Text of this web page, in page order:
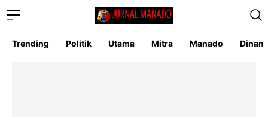
Trending Politik Utama Mitra Manado